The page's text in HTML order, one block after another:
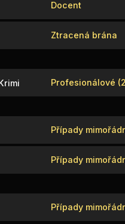
Docent
Ztracená brána
Profesionálové
Případy
Případy
Případy